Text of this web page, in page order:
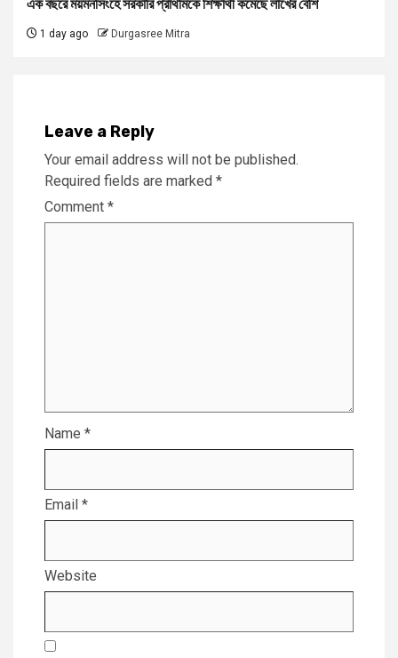
এক বছরে ময়মনসিংহে সরকারি প্রাথমিকে শিক্ষার্থী কমেছে লাখের বেশি
1 day ago Durgasree Mitra
Leave a Reply
Your email address will not be published.
Required fields are marked *
Comment *
Name *
Email *
Website